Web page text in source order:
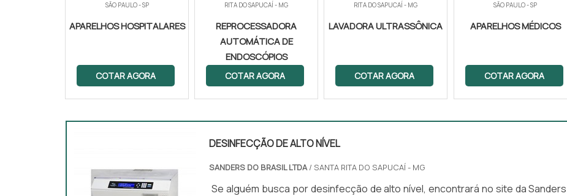
SÃO PAULO - SP
APARELHOS HOSPITALARES
COTAR AGORA
RITA DO SAPUCAÍ - MG
REPROCESSADORA
AUTOMÁTICA DE
ENDOSCÓPIOS
COTAR AGORA
RITA DO SAPUCAÍ - MG
LAVADORA ULTRASSÔNICA
COTAR AGORA
SÃO PAULO - SP
APARELHOS MÉDICOS
COTAR AGORA
DESINFECÇÃO DE ALTO NÍVEL
SANDERS DO BRASIL LTDA / SANTA RITA DO SAPUCAÍ - MG
Se alguém busca por desinfecção de alto nível, encontrará no site da Sanders